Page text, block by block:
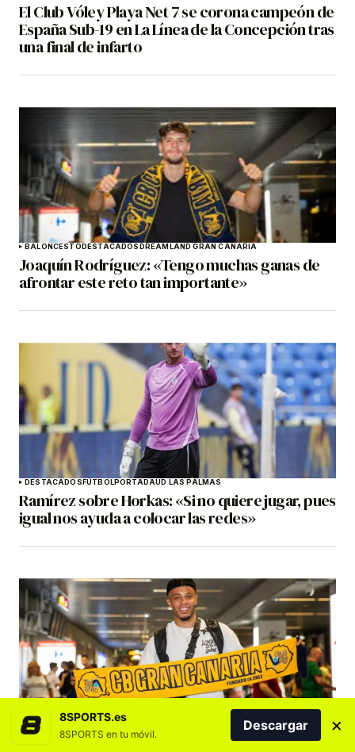
El Club Vóley Playa Net 7 se corona campeón de
España Sub-19 en La Línea de la Concepción tras
una final de infarto
BALONCESTODESTACADOSDREAMLAND GRAN CANARIA
Joaquín Rodríguez: «Tengo muchas ganas de
afrontar este reto tan importante»
DESTACADOSFÚTBOLPORTADAUD LAS PALMAS
Ramírez sobre Horkas: «Si no quiere jugar, pues
igual nos ayuda a colocar las redes»
BALONCESTODESTACADOS
Marques Townes: «La Primera FEB es una liga
8SPORTS.es
8SPORTS en tu móvil.
Descargar ×